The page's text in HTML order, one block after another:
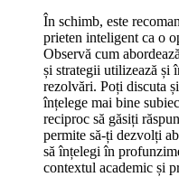
În schimb, este
prieten inteligent ca o
Observă cum
și strategii utilizează și
rezolvări. Poți discuta
înțelege mai bine
reciproc să găsiți
permite să-ți dezvolți
să înțelegi în
contextul academic și